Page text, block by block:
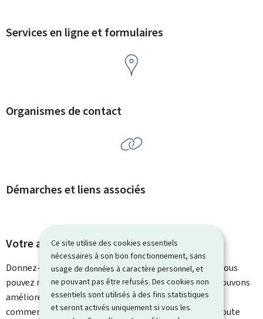
Ce site utilise des cookies essentiels
nécessaires à son bon fonctionnement, sans
usage de données à caractère personnel, et
ne pouvant pas être refusés. Des cookies non
essentiels sont utilisés à des fins statistiques
et seront activés uniquement si vous les
Services en ligne et formulaires
Organismes de contact
Démarches et liens associés
Votre avis nous intéresse
Donnez-nous votre avis sur le contenu de cette page. Vous
pouvez nous laisser un commentaire sur ce que nous pouvons
améliorer. Vous ne recevrez pas de réponse à votre
commentaire. Utilisez le formulaire de contact pour toute